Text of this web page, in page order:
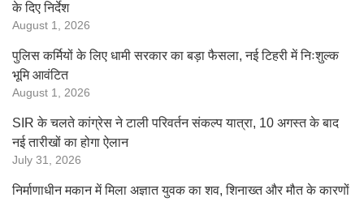
के दिए निर्देश
August 1, 2026
पुलिस कर्मियों के लिए धामी सरकार का बड़ा फैसला, नई टिहरी में निःशुल्क
भूमि आवंटित
August 1, 2026
SIR के चलते कांग्रेस ने टाली परिवर्तन संकल्प यात्रा, 10 अगस्त के बाद
नई तारीखों का होगा ऐलान
July 31, 2026
निर्माणाधीन मकान में मिला अज्ञात युवक का शव, शिनाख्त और मौत के कारणों